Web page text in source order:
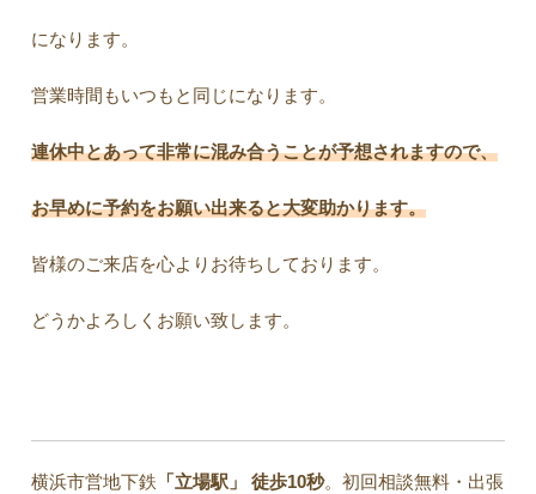
になります。
営業時間もいつもと同じになります。
連休中とあって非常に混み合うことが予想されますので、
お早めに予約をお願い出来ると大変助かります。
皆様のご来店を心よりお待ちしております。
どうかよろしくお願い致します。
横浜市営地下鉄 「立場駅」 徒歩10秒。初回相談無料・出張